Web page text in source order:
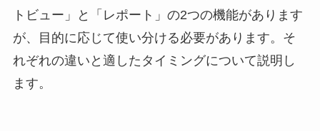
トビュー」と「レポート」の2つの機能があります
が、目的に応じて使い分ける必要があります。そ
れぞれの違いと適したタイミングについて説明し
ます。